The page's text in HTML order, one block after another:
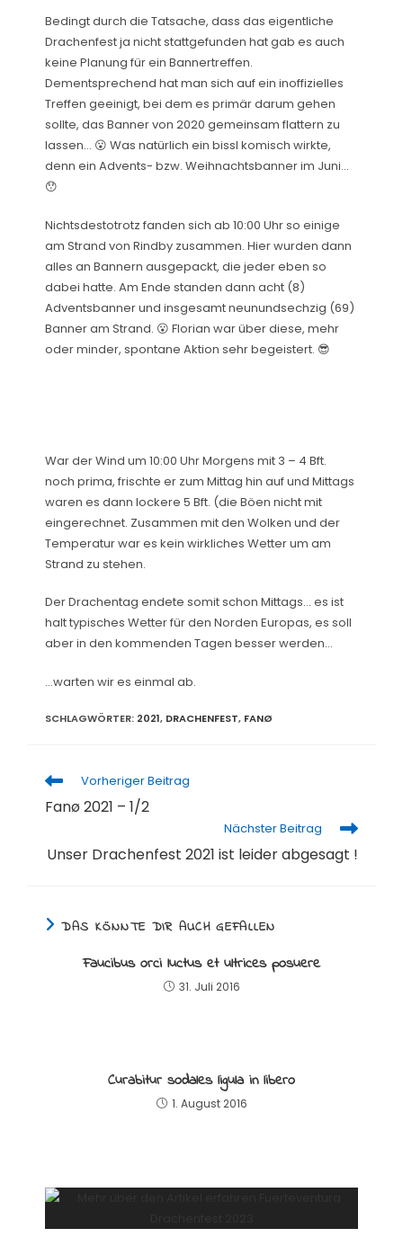
Bedingt durch die Tatsache, dass das eigentliche
Drachenfest ja nicht stattgefunden hat gab es auch
keine Planung für ein Bannertreffen.
Dementsprechend hat man sich auf ein inoffizielles
Treffen geeinigt, bei dem es primär darum gehen
sollte, das Banner von 2020 gemeinsam flattern zu
lassen… 😮 Was natürlich ein bissl komisch wirkte,
denn ein Advents- bzw. Weihnachtsbanner im Juni…
😯
Nichtsdestotrotz fanden sich ab 10:00 Uhr so einige
am Strand von Rindby zusammen. Hier wurden dann
alles an Bannern ausgepackt, die jeder eben so
dabei hatte. Am Ende standen dann acht (8)
Adventsbanner und insgesamt neunundsechzig (69)
Banner am Strand. 😮 Florian war über diese, mehr
oder minder, spontane Aktion sehr begeistert. 😎
War der Wind um 10:00 Uhr Morgens mit 3 – 4 Bft.
noch prima, frischte er zum Mittag hin auf und Mittags
waren es dann lockere 5 Bft. (die Böen nicht mit
eingerechnet. Zusammen mit den Wolken und der
Temperatur war es kein wirkliches Wetter um am
Strand zu stehen.
Der Drachentag endete somit schon Mittags… es ist
halt typisches Wetter für den Norden Europas, es soll
aber in den kommenden Tagen besser werden…
…warten wir es einmal ab.
SCHLAGWÖRTER: 2021, DRACHENFEST, FANØ
Weitere
ansehen
Vorheriger Beitrag
Fanø 2021 – 1/2
Nächster Beitrag
Unser Drachenfest 2021 ist leider abgesagt !
DAS KÖNNTE DIR AUCH GEFALLEN
Faucibus orci luctus et ultrices posuere
31. Juli 2016
Curabitur sodales ligula in libero
1. August 2016